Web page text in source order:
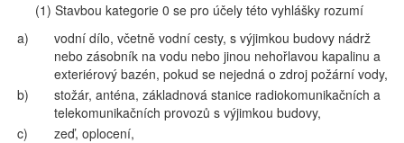
(1) Stavbou kategorie 0 se pro účely této vyhlášky rozumí
a)
vodní dílo, včetně vodní cesty, s výjimkou budovy nádrž
nebo zásobník na vodu nebo jinou nehořlavou kapalinu a
exteriérový bazén, pokud se nejedná o zdroj požární vody,
b)
stožár, anténa, základnová stanice radiokomunikačních a
telekomunikačních provozů s výjimkou budovy,
c)
zeď, oplocení,